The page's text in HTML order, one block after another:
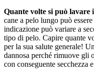
Quante volte si può lavare
cane a pelo lungo può
indicazione può variare a
tipo di pelo. Capire quante
per la sua salute generale!
dannosa perché rimuove gli
con conseguente secchezza